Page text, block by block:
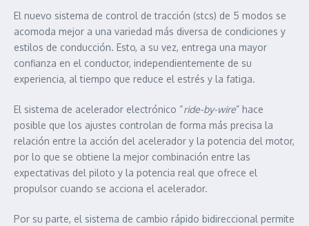
El nuevo sistema de control de tracción (stcs) de 5 modos se
acomoda mejor a una variedad más diversa de condiciones y
estilos de conducción. Esto, a su vez, entrega una mayor
confianza en el conductor, independientemente de su
experiencia, al tiempo que reduce el estrés y la fatiga.
El sistema de acelerador electrónico “ride-by-wire” hace
posible que los ajustes controlan de forma más precisa la
relación entre la acción del acelerador y la potencia del motor,
por lo que se obtiene la mejor combinación entre las
expectativas del piloto y la potencia real que ofrece el
propulsor cuando se acciona el acelerador.
Por su parte, el sistema de cambio rápido bidireccional permite